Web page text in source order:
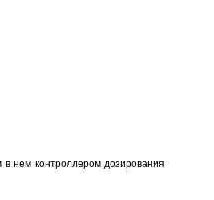
нем контроллером дозирования